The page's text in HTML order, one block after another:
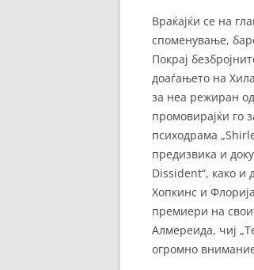
Враќајќи се на
споменување,
Покрај
доаѓањето на
за неа режиран
промовирајќи го
психодрама
предизвика и
Dissident“, како и
Хопкинс и
премиери на
Алмереида, чиј
огромно